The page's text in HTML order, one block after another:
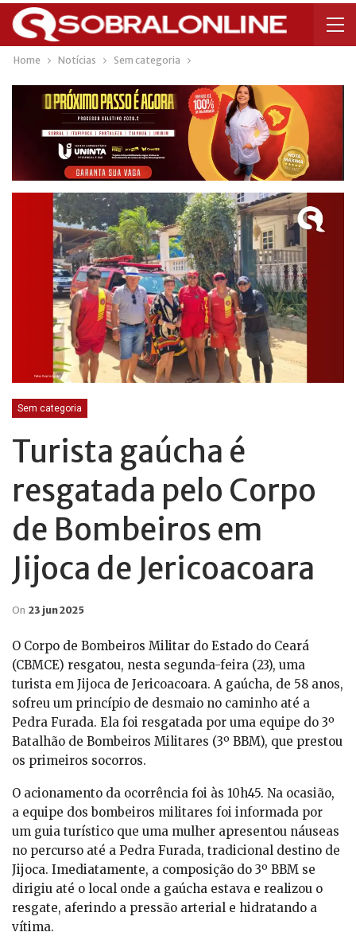
Home Notícias Sem categoria
Sem categoria
Turista gaúcha é
resgatada pelo Corpo
de Bombeiros em
Jijoca de Jericoacoara
On 23 jun 2025
O Corpo de Bombeiros Militar do Estado do Ceará
(CBMCE) resgatou, nesta segunda-feira (23), uma
turista em Jijoca de Jericoacoara. A gaúcha, de 58 anos,
sofreu um princípio de desmaio no caminho até a
Pedra Furada. Ela foi resgatada por uma equipe do 3º
Batalhão de Bombeiros Militares (3º BBM), que prestou
os primeiros socorros.
O acionamento da ocorrência foi às 10h45. Na ocasião,
a equipe dos bombeiros militares foi informada por
um guia turístico que uma mulher apresentou náuseas
no percurso até a Pedra Furada, tradicional destino de
Jijoca. Imediatamente, a composição do 3º BBM se
dirigiu até o local onde a gaúcha estava e realizou o
resgate, aferindo a pressão arterial e hidratando a
vítima.